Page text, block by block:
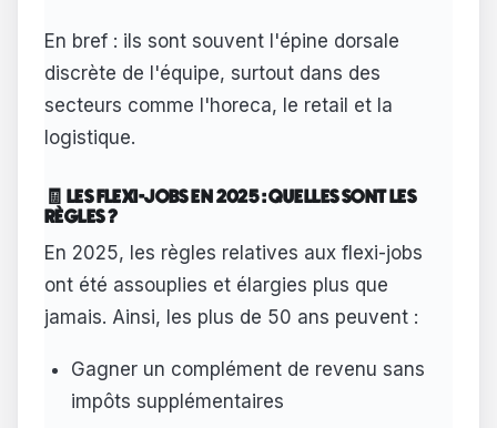
En bref : ils sont souvent l'épine dorsale
discrète de l'équipe, surtout dans des
secteurs comme l'horeca, le retail et la
logistique.
🧾 LES FLEXI-JOBS EN 2025 : QUELLES SONT LES
RÈGLES ?
En 2025, les règles relatives aux flexi-jobs
ont été assouplies et élargies plus que
jamais. Ainsi, les plus de 50 ans peuvent :
Gagner un complément de revenu sans
impôts supplémentaires